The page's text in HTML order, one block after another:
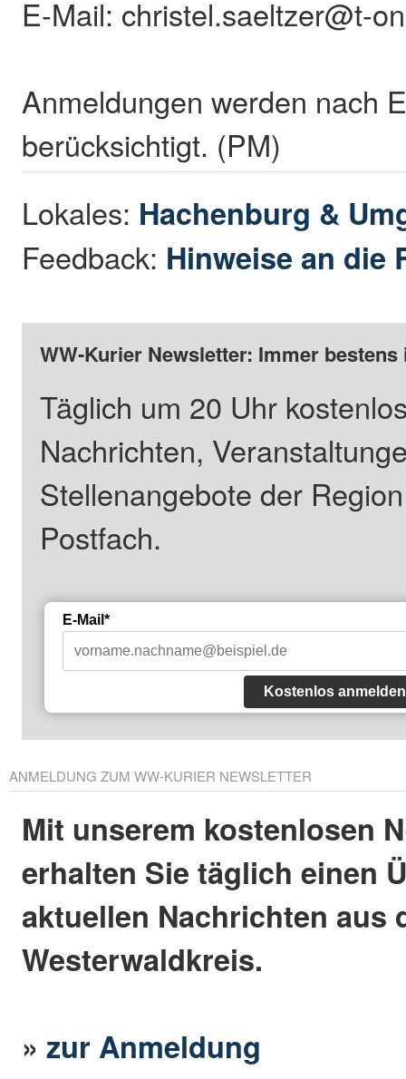
E-Mail: christel.saeltzer@t-
Anmeldungen werden nach
berücksichtigt. (PM)
Lokales: Hachenburg &
Feedback: Hinweise an die
WW-Kurier Newsletter: Immer
Täglich um 20 Uhr
Nachrichten,
Stellenangebote der
Postfach.
E-Mail*
Kostenlos anmelden
ANMELDUNG ZUM WW-KURIER NEWSLETTER
Mit unserem kostenlosen
erhalten Sie täglich einen
aktuellen Nachrichten aus
Westerwaldkreis.
»zur Anmeldung